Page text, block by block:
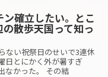
確立したい。とこ
散歩天国って知っ
ない祝祭日のせいで3連休
日とにかく外が暑すぎ
なかった。 その結